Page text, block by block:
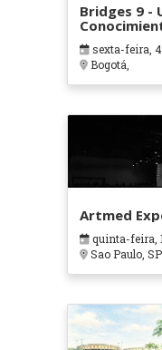
Bridges 9 -
sexta-feira, 4
Bogotá,
Artmed
quinta-feira,
Sao Paulo, SP